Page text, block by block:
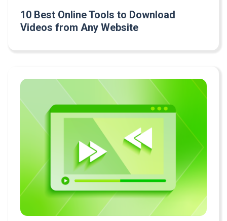
10 Best Online Tools to Download
Videos from Any Website